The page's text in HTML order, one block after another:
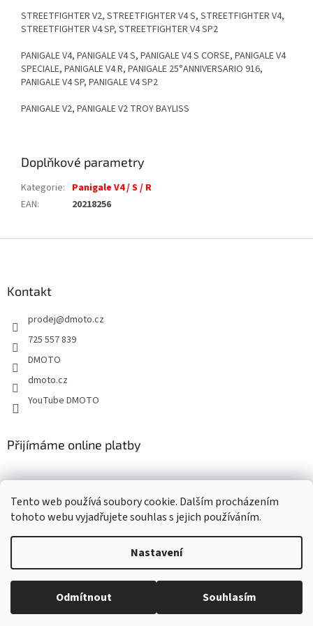
Tento web používá soubory cookie. Dalším procházením
tohoto webu vyjadřujete souhlas s jejich používáním.
Nastavení
Odmítnout Souhlasím
STREETFIGHTER V2, STREETFIGHTER V4 S, STREETFIGHTER V4,
STREETFIGHTER V4 SP, STREETFIGHTER V4 SP2
PANIGALE V4, PANIGALE V4 S, PANIGALE V4 S CORSE, PANIGALE V4
SPECIALE, PANIGALE V4 R, PANIGALE 25°ANNIVERSARIO 916,
PANIGALE V4 SP, PANIGALE V4 SP2
PANIGALE V2, PANIGALE V2 TROY BAYLISS
Doplňkové parametry
Kategorie: Panigale V4 / S / R
EAN: 20218256
Kontakt
prodej@dmoto.cz
725 557 839
DMOTO
dmoto.cz
YouTube DMOTO
Přijímáme online platby
Vytvořil Shoptet
Copyright 2026DMOTO s.r.o. . Všechna práva vyhrazena.